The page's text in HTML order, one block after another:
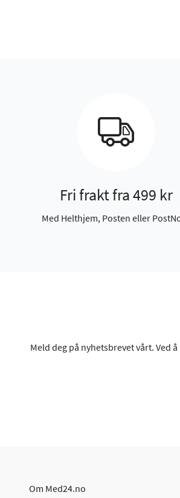
Fri frakt fra 499 kr
Med Helthjem, Posten eller
Meld deg på nyhetsbrevet vårt. Ved
Om Med24.no